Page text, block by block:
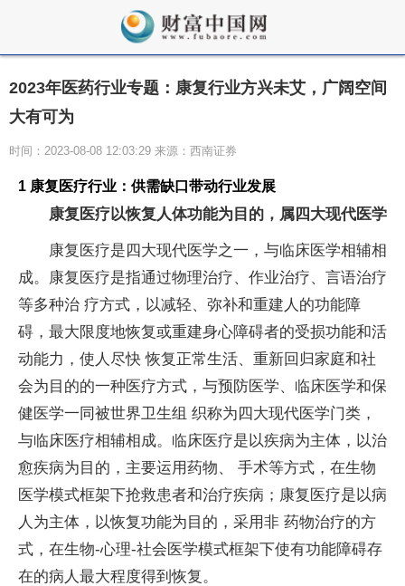
2023年医药行业专题：康复行业方兴未艾，广阔空间
大有可为
时间：2023-08-08 12:03:29 来源：西南证券
1 康复医疗行业：供需缺口带动行业发展
康复医疗以恢复人体功能为目的，属四大现代医学
康复医疗是四大现代医学之一，与临床医学相辅相
成。康复医疗是指通过物理治疗、作业治疗、言语治疗
等多种治 疗方式，以减轻、弥补和重建人的功能障
碍，最大限度地恢复或重建身心障碍者的受损功能和活
动能力，使人尽快 恢复正常生活、重新回归家庭和社
会为目的的一种医疗方式，与预防医学、临床医学和保
健医学一同被世界卫生组 织称为四大现代医学门类，
与临床医疗相辅相成。临床医疗是以疾病为主体，以治
愈疾病为目的，主要运用药物、 手术等方式，在生物
医学模式框架下抢救患者和治疗疾病；康复医疗是以病
人为主体，以恢复功能为目的，采用非 药物治疗的方
式，在生物-心理-社会医学模式框架下使有功能障碍存
在的病人最大程度得到恢复。